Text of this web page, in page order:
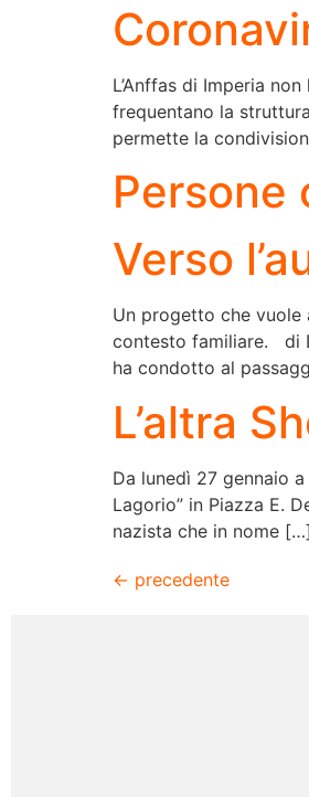
L’Anffas di Imperia
frequentano la
permette la
Persone
Verso
Un progetto che
contesto familiare. di
ha condotto al
L’altra
Da lunedì 27 gennaio
Lagorio” in Piazza E.
nazista che in nome […]
← precedente